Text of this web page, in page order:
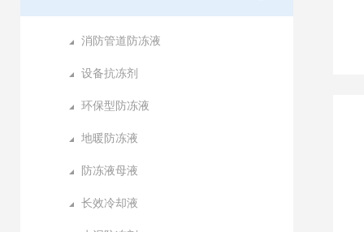
消防管道防冻液
设备抗冻剂
环保型防冻液
地暖防冻液
防冻液母液
长效冷却液